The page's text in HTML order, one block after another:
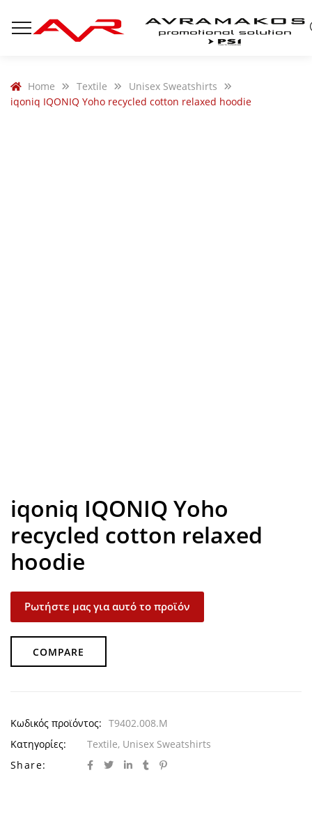
Home Textile
Unisex Sweatshirts
iqoniq IQONIQ Yoho recycled cotton relaxed hoodie
iqoniq IQONIQ Yoho
recycled cotton relaxed
hoodie
Ρωτήστε μας για αυτό το προϊόν
COMPARE
Κωδικός προϊόντος: T9402.008.M
Κατηγορίες:
Textile, Unisex Sweatshirts
Share: